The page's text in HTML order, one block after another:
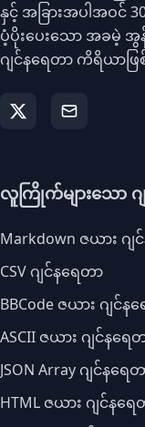
နှင့် အခြားအပါအဝင်
ပံ့ပိုးပေးသော အခမဲ့ အွ
ဂျင်နရေတာ ကိရိယာဖ
လူကြိုက်များသော ဂ
Markdown ဇယား ဂျ
CSV ဂျင်နရေတာ
BBCode ဇယား ဂျင်န
ASCII ဇယား ဂျင်နရေ
JSON Array ဂျင်နရေ
HTML ဇယား ဂျင်နရေ